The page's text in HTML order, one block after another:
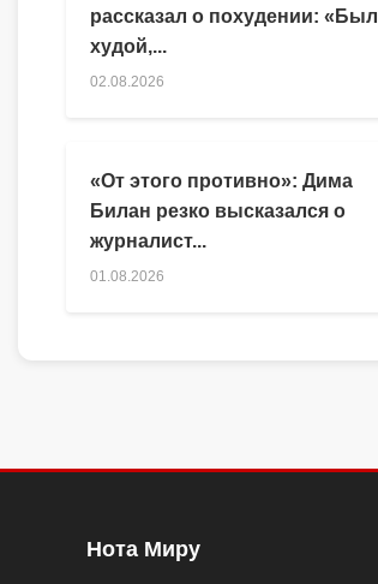
рассказал о похудении: «Был
худой,...
02.08.2026
«От этого противно»: Дима
Билан резко высказался о
журналист...
01.08.2026
Нота Миру